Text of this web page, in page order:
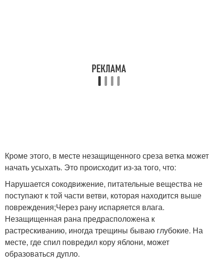
Кроме этого, в месте незащищенного среза ветка может
начать усыхать. Это происходит из-за того, что:
Нарушается сокодвижение, питательные вещества не
поступают к той части ветви, которая находится выше
повреждения;Через рану испаряется влага.
Незащищенная рана предрасположена к
растрескиванию, иногда трещины бываю глубокие. На
месте, где спил повредил кору яблони, может
образоваться дупло.